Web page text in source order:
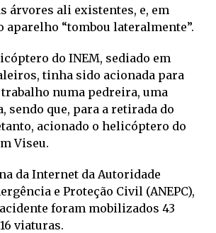
árvores ali existentes, e, em
aparelho “tombou lateralmente”.
do INEM, sediado em
tinha sido acionada para
numa pedreira, uma
sendo que, para a retirada do
acionado o helicóptero do
Viseu.
da Internet da Autoridade
e Proteção Civil (ANEPC),
foram mobilizados 43
viaturas.